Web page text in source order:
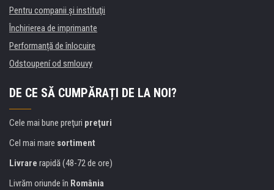
Pentru companii și instituţii
Închirierea de imprimante
Performanță de înlocuire
Odstoupení od smlouvy
DE CE SĂ CUMPĂRAȚI DE LA NOI?
Cele mai bune preţuri preţuri
Cel mai mare sortiment
Livrare rapidă (48-72 de ore)
Livrăm oriunde în România